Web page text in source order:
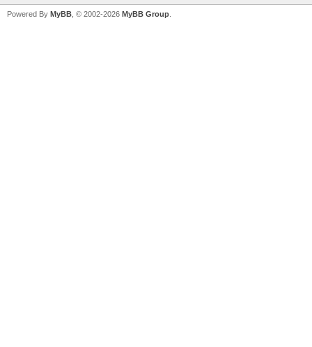
Powered By MyBB , © 2002-2026 MyBB Group